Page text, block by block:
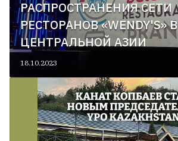
РАСПРОСТРАНЕНИЯ СЕТИ
РЕСТОРАНОВ «WENDY'S» В
ЦЕНТРАЛЬНОЙ АЗИИ
18.10.2023